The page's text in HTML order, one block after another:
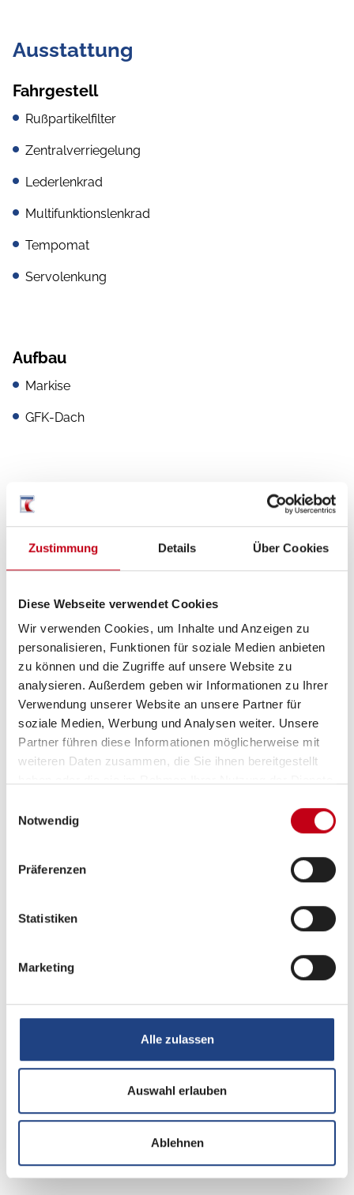
Zustimmung Details Über Cookies
Diese Webseite verwendet Cookies
Wir verwenden Cookies, um Inhalte und Anzeigen zu
personalisieren, Funktionen für soziale Medien anbieten
zu können und die Zugriffe auf unsere Website zu
analysieren. Außerdem geben wir Informationen zu Ihrer
Verwendung unserer Website an unsere Partner für
soziale Medien, Werbung und Analysen weiter. Unsere
Partner führen diese Informationen möglicherweise mit
weiteren Daten zusammen, die Sie ihnen bereitgestellt
Notwendig
Präferenzen
Statistiken
Marketing
Alle zulassen
Auswahl erlauben
Ablehnen
Ausstattung
Fahrgestell
Rußpartikelfilter
Zentralverriegelung
Lederlenkrad
Multifunktionslenkrad
Tempomat
Servolenkung
Aufbau
Markise
GFK-Dach
Inneneinrichtung
Bettverbreiterung
Sanitär
WC
Multimedia
Navigationssystem
DAB Radio
Grundrissbeschreibung
Alkoven/Hubbett